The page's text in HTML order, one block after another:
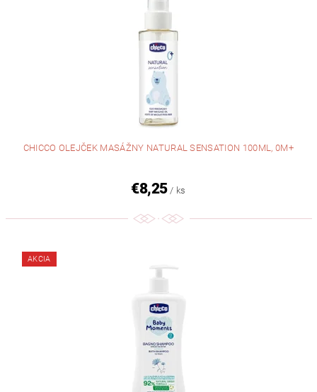
CHICCO OLEJČEK MASÁŽNY NATURAL SENSATION 100ML, 0M+
€8,25 / ks
AKCIA